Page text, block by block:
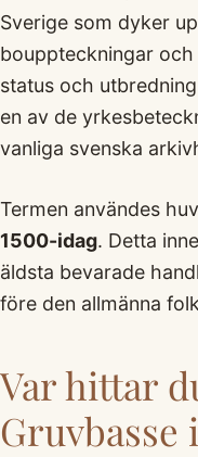
Sverige som dyker
bouppteckningar
status och
en av de
vanliga svenska
Termen användes
1500-idag. Detta
äldsta bevarade
före den allmänna
Var hittar
Gruvbasse